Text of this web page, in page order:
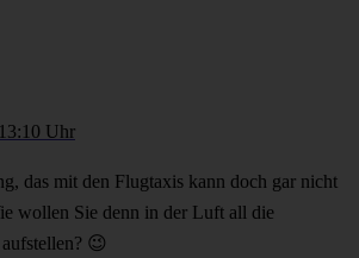
Uhr
das mit den Flugtaxis kann doch gar nicht
wollen Sie denn in der Luft all die
😉